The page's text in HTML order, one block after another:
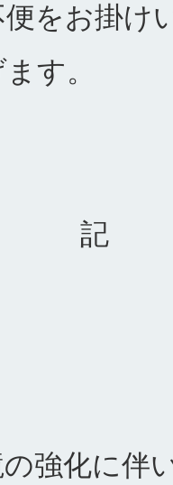
をお掛け
す。
強化に伴